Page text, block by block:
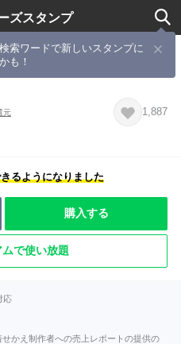
ズスタンプ
索ワードで新しいスタンプに
も！
ンプ。家族の業務連絡
元 1,887
るようになりました
購入する
で使い放題
応
かえ制作者への売上レポートの提供の